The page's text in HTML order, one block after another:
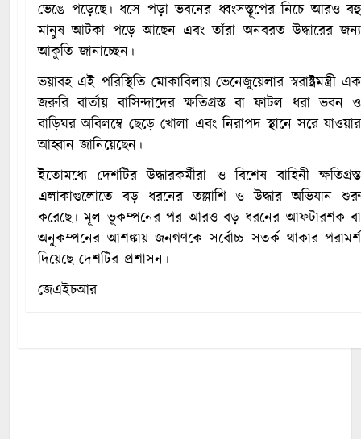
ভেঙে পড়েছে। ধসে পড়া ভবনের ধ্বংসস্তূপের নিচে আরও বহু
মানুষ আটকা পড়ে আছেন এবং তাঁরা অনবরত উদ্ধারের জন্য
আকুতি জানাচ্ছেন।
ভয়াবহ এই পরিস্থিতি মোকাবিলায় ভেনেজুয়েলার স্বরাষ্ট্রমন্ত্রী এক
জরুরি বার্তায় বাসিন্দাদের ক্ষতিগ্রস্ত বা ফাটল ধরা ভবন ও
বাড়িঘর অবিলম্বে ছেড়ে খোলা এবং নিরাপদ স্থানে সরে যাওয়ার
আহ্বান জানিয়েছেন।
ইতোমধ্যে দেশটির উদ্ধারকর্মীরা ও বিশেষ বাহিনী ক্ষতিগ্রস্ত
এলাকাগুলোতে বড় ধরনের তল্লাশি ও উদ্ধার অভিযান শুরু
করেছে। মূল ভূকম্পনের পর আরও বড় ধরনের আফটারশক বা
অনুকম্পনের আশঙ্কায় জনগণকে সর্বোচ্চ সতর্ক থাকার পরামর্শ
দিয়েছে দেশটির প্রশাসন।
জেএইচআর